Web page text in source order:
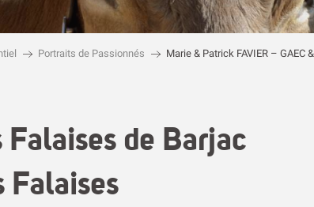
Portraits de Passionnés Marie & Patrick FAVIER – GAEC
Falaises de Barjac
Falaises